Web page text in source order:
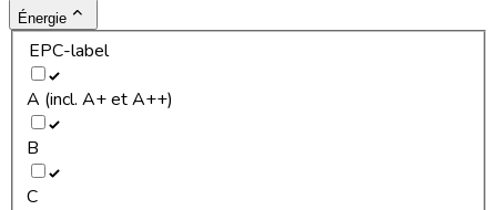
Énergie
EPC-label
A (incl. A+ et A++)
B
C